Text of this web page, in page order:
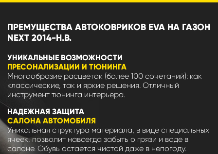
ПРЕМУЩЕСТВА АВТОКОВРИКОВ EVA НА ГАЗОН
NEXT 2014-Н.В.
УНИКАЛЬНЫЕ ВОЗМОЖНОСТИ
ПРЕСОНАЛИЗАЦИИ И ТЮНИНГА
Многообразие расцветок (более 100 сочетаний): как
классические, так и яркие решения. Отличный
инструмент тюнинга интерьера.
НАДЕЖНАЯ ЗАЩИТА
САЛОНА АВТОМОБИЛЯ
Уникальная структура материала, в виде специальных
ячеек, позволит навсегда забыть о грязи и воде в
салоне. Обувь остается чистой даже в непогоду.